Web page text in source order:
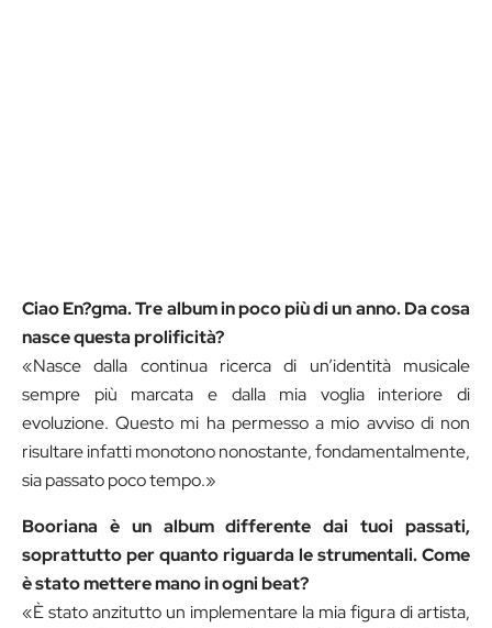
Ciao En?gma. Tre album in poco più di un anno. Da cosa
nasce questa prolificità?
«Nasce dalla continua ricerca di un’identità musicale
sempre più marcata e dalla mia voglia interiore di
evoluzione. Questo mi ha permesso a mio avviso di non
risultare infatti monotono nonostante, fondamentalmente,
sia passato poco tempo.»
Booriana è un album differente dai tuoi passati,
soprattutto per quanto riguarda le strumentali.Come
è stato mettere mano in ogni beat?
«È stato anzitutto un implementare la mia figura di artista,